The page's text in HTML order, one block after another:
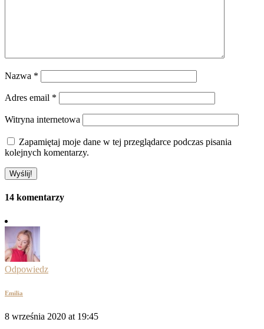
Nazwa *
Adres email *
Witryna internetowa
Zapamiętaj moje dane w tej przeglądarce podczas pisania
kolejnych komentarzy.
14 komentarzy
Odpowiedz
Emilia
8 września 2020 at 19:45